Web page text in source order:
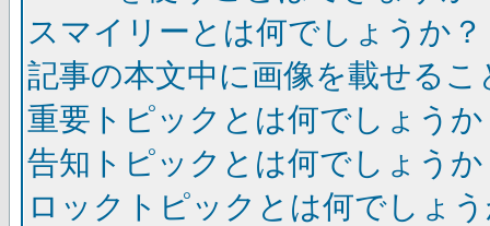
スマイリーとは何でしょうか？
記事の本文中に画像を載せる
重要トピックとは何でしょうか
告知トピックとは何でしょうか
ロックトピックとは何でしょ